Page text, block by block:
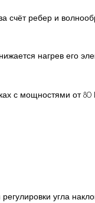
ребер и
нагрев его
с мощностями от 80
угла